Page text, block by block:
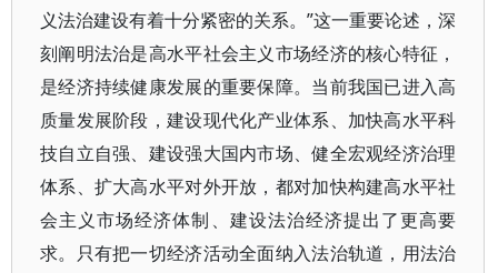
义法治建设有着十分紧密的关系。”这一重要论述，深
刻阐明法治是高水平社会主义市场经济的核心特征，
是经济持续健康发展的重要保障。当前我国已进入高
质量发展阶段，建设现代化产业体系、加快高水平科
技自立自强、建设强大国内市场、健全宏观经济治理
体系、扩大高水平对外开放，都对加快构建高水平社
会主义市场经济体制、建设法治经济提出了更高要
求。只有把一切经济活动全面纳入法治轨道，用法治